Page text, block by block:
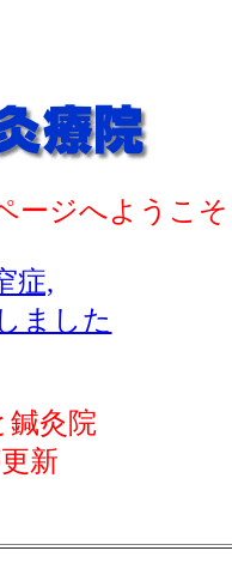
ージへようこ
症,
ました
鍼灸院
新